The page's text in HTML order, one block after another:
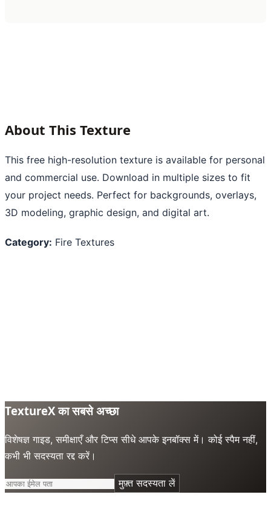
About This Texture
This free high-resolution texture is available for personal
and commercial use. Download in multiple sizes to fit
your project needs. Perfect for backgrounds, overlays,
3D modeling, graphic design, and digital art.
Category: Fire Textures
TextureX का सबसे अच्छा
विशेषज्ञ गाइड, समीक्षाएँ और टिप्स सीधे आपके इनबॉक्स में। कोई स्पैम नहीं,
कभी भी सदस्यता रद्द करें।
मुफ़्त सदस्यता लें